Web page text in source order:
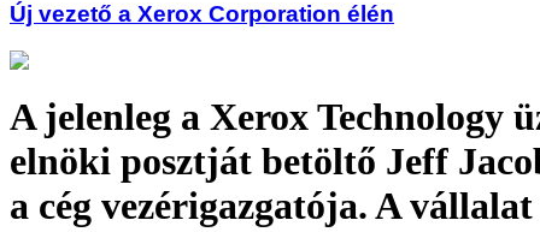
Új vezető a Xerox Corporation élén
A jelenleg a Xerox Technology
elnöki posztját betöltő Jeff
a cég vezérigazgatója. A